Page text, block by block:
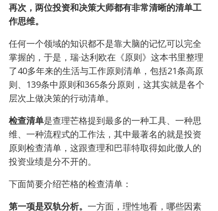
再次，两位投资和决策大师都有非常清晰的清单工
作思维。
任何一个领域的知识都不是靠大脑的记忆可以完全
掌握的，于是，瑞·达利欧在《原则》这本书里整理
了40多年来的生活与工作原则清单，包括21条高原
则、139条中原则和365条分原则，这其实就是各个
层次上做决策的行动清单。
检查清单是查理芒格提到最多的一种工具、一种思
维、一种流程式的工作法，其中最著名的就是投资
原则检查清单，这跟查理和巴菲特取得如此傲人的
投资业绩是分不开的。
下面简要介绍芒格的检查清单：
第一项是双轨分析。 一方面，理性地看，哪些因素